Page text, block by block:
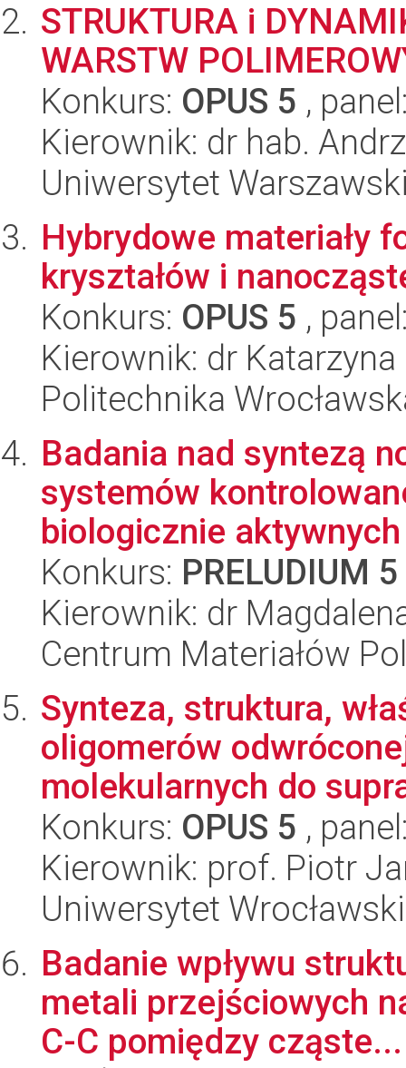
STRUKTURA i
WARSTW
Konkurs: OPUS 5 ,
Kierownik: dr hab.
Uniwersytet
Hybrydowe materiały
kryształów i
Konkurs: OPUS 5 ,
Kierownik: dr
Politechnika
Badania nad syntezą
systemów
biologicznie
Konkurs: PRELUDIUM 5
Kierownik: dr
Centrum Materiałów
Synteza, struktura,
oligomerów
molekularnych do
Konkurs: OPUS 5 ,
Kierownik: prof. Piotr
Uniwersytet
Badanie wpływu
metali przejściowych
C-C pomiędzy cząste...